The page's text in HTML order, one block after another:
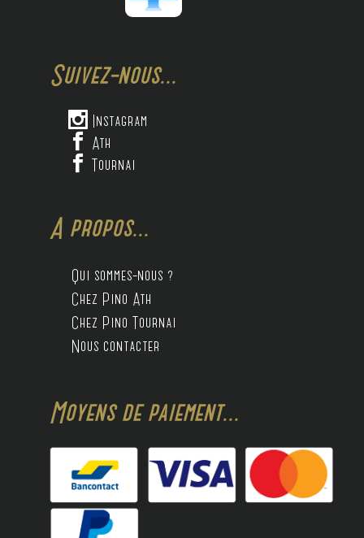
Suivez-nous...
 Instagram
 Ath
 Tournai
A propos...
Qui sommes-nous ?
Chez Pino Ath
Chez Pino Tournai
Nous contacter
Moyens de paiement...